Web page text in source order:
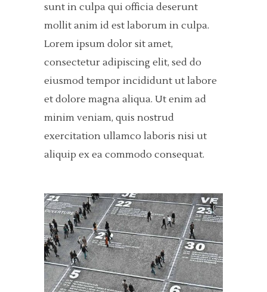
sunt in culpa qui officia deserunt
mollit anim id est laborum in culpa.
Lorem ipsum dolor sit amet,
consectetur adipiscing elit, sed do
eiusmod tempor incididunt ut labore
et dolore magna aliqua. Ut enim ad
minim veniam, quis nostrud
exercitation ullamco laboris nisi ut
aliquip ex ea commodo consequat.